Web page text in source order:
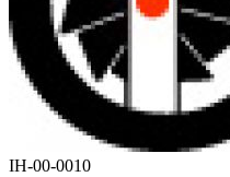
IH-00-0010